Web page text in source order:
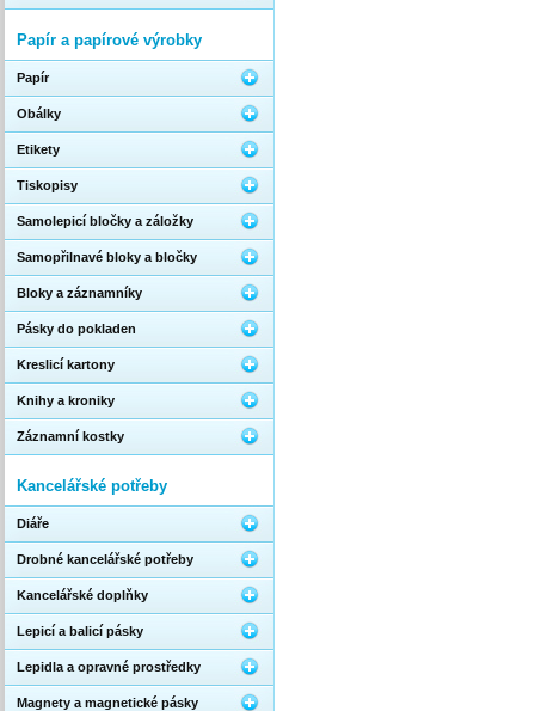
Papír a papírové výrobky
Papír
Obálky
Etikety
Tiskopisy
Samolepicí bločky a záložky
Samopřilnavé bloky a bločky
Bloky a záznamníky
Pásky do pokladen
Kreslicí kartony
Knihy a kroniky
Záznamní kostky
Kancelářské potřeby
Diáře
Drobné kancelářské potřeby
Kancelářské doplňky
Lepicí a balicí pásky
Lepidla a opravné prostředky
Magnety a magnetické pásky